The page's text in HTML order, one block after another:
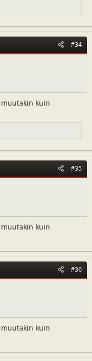
#34
kuin
#35
kuin
#36
kuin